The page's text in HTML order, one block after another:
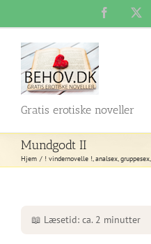
content
Facebook
Gratis erotiske noveller
Mundgodt II
Hjem ! vindernovelle ! analsex gruppesex
📖 Læsetid: ca. 2 minutter